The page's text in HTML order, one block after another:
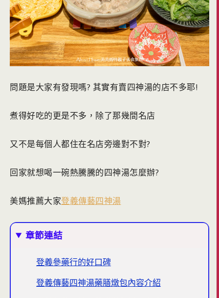
問題是大家有發現嗎? 其實有賣四神湯的店不多耶!
煮得好吃的更是不多，除了那幾間名店
又不是每個人都住在名店旁邊對不對?
回家就想喝一碗熱騰騰的四神湯怎麼辦?
美媽推薦大家登義傳藝四神湯
章節連結
登義參藥行的好口碑
登義傳藝四神湯藥膳燉包內容介紹